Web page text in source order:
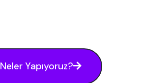
Neler Yapıyoruz?